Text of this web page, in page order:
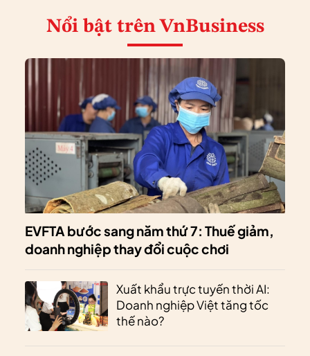
Nổi bật trên VnBusiness
EVFTA bước sang năm thứ 7: Thuế giảm,
doanh nghiệp thay đổi cuộc chơi
Xuất khẩu trực tuyến thời AI:
Doanh nghiệp Việt tăng tốc
thế nào?